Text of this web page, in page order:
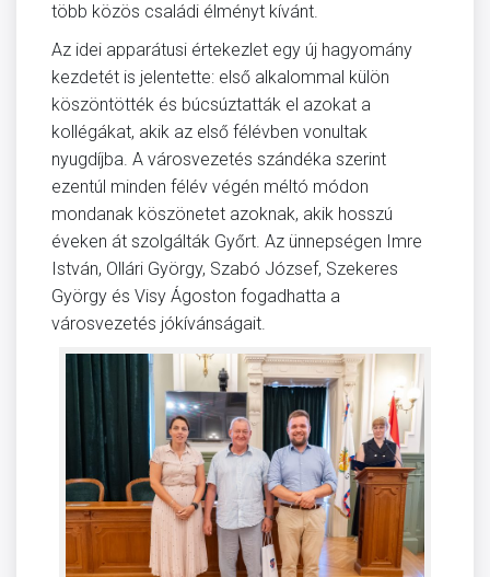
több közös családi élményt kívánt.
Az idei apparátusi értekezlet egy új hagyomány
kezdetét is jelentette: első alkalommal külön
köszöntötték és búcsúztatták el azokat a
kollégákat, akik az első félévben vonultak
nyugdíjba. A városvezetés szándéka szerint
ezentúl minden félév végén méltó módon
mondanak köszönetet azoknak, akik hosszú
éveken át szolgálták Győrt. Az ünnepségen Imre
István, Ollári György, Szabó József, Szekeres
György és Visy Ágoston fogadhatta a
városvezetés jókívánságait.